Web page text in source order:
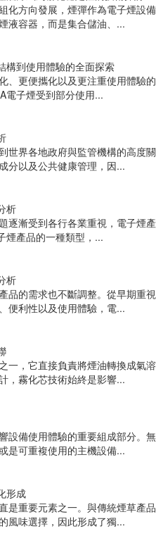
化方向發展，煙彈作為電子煙設備
容器，而是集合儲油、...
到使用體驗的全面探索
、更便攜化以及更注重使用體驗的
電子煙受到部分使用...
世界各地政府與監管機構的高度關
成分以及公共健康管理，因...
析
漸受到各行各業重視，電子煙產
品的一種類型，...
析
品的需求也不斷調整。從早期重視
、便利性以及使用體驗，電...
一，它直接負責將煙油轉換成氣溶
，霧化芯技術始終是影響...
設備使用體驗的重要組成部分。無
或是可重複使用的主機設備...
形成
重要元素之一。與傳統煙草產品
味選擇，因此形成了獨...